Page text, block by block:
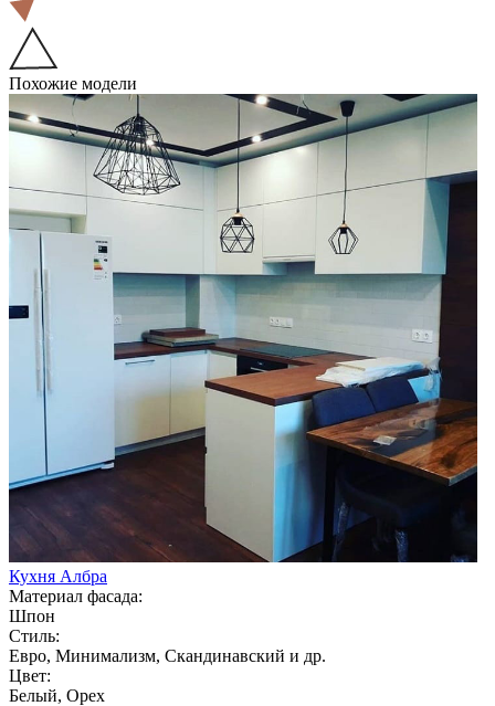
Похожие модели
Кухня Албра
Материал фасада:
Шпон
Стиль:
Евро, Минимализм, Скандинавский и др.
Цвет:
Белый, Орех